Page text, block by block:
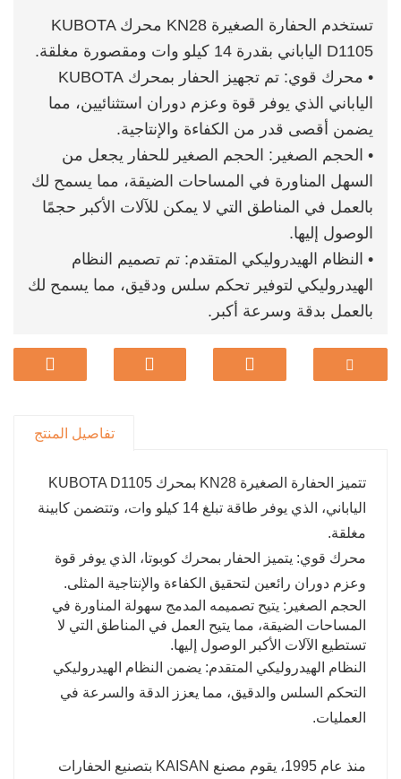
تستخدم الحفارة الصغيرة KN28 محرك KUBOTA
D1105 الياباني بقدرة 14 كيلو وات ومقصورة مغلقة.
• محرك قوي: تم تجهيز الحفار بمحرك KUBOTA
الياباني الذي يوفر قوة وعزم دوران استثنائيين، مما
يضمن أقصى قدر من الكفاءة والإنتاجية.
• الحجم الصغير: الحجم الصغير للحفار يجعل من
السهل المناورة في المساحات الضيقة، مما يسمح لك
بالعمل في المناطق التي لا يمكن للآلات الأكبر حجمًا
الوصول إليها.
• النظام الهيدروليكي المتقدم: تم تصميم النظام
الهيدروليكي لتوفير تحكم سلس ودقيق، مما يسمح لك
بالعمل بدقة وسرعة أكبر.
تفاصيل المنتج
تتميز الحفارة الصغيرة KN28 بمحرك KUBOTA D1105
الياباني، الذي يوفر طاقة تبلغ 14 كيلو وات، وتتضمن كابينة
مغلقة.
محرك قوي: يتميز الحفار بمحرك كوبوتا، الذي يوفر قوة
وعزم دوران رائعين لتحقيق الكفاءة والإنتاجية المثلى.
الحجم الصغير: يتيح تصميمه المدمج سهولة المناورة في
المساحات الضيقة، مما يتيح العمل في المناطق التي لا
تستطيع الآلات الأكبر الوصول إليها.
النظام الهيدروليكي المتقدم: يضمن النظام الهيدروليكي
التحكم السلس والدقيق، مما يعزز الدقة والسرعة في
العمليات.
منذ عام 1995، يقوم مصنع KAISAN بتصنيع الحفارات